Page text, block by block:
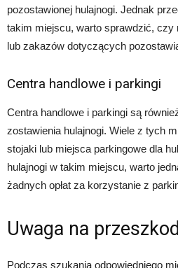
pozostawionej hulajnogi. Jednak
takim miejscu, warto sprawdzić, czy
lub zakazów dotyczących
Centra handlowe i parkingi
Centra handlowe i parkingi są
zostawienia hulajnogi. Wiele z tych
stojaki lub miejsca parkingowe dla
hulajnogi w takim miejscu, warto
żadnych opłat za korzystanie z
Uwaga na
Podczas szukania odpowiedniego